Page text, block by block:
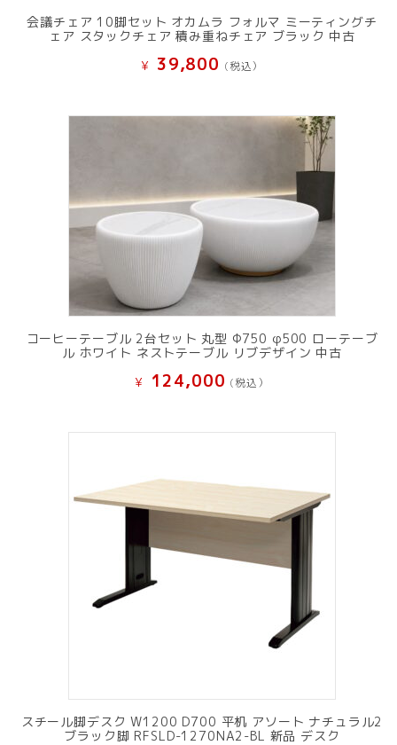
会議チェア 10脚セット オカムラ フォルマ ミーティングチ
ェア スタックチェア 積み重ねチェア ブラック 中古
¥ 39,800 (税込）
コーヒーテーブル 2台セット 丸型 Φ750 φ500 ローテーブ
ル ホワイト ネストテーブル リブデザイン 中古
¥ 124,000 (税込）
スチール脚デスク W1200 D700 平机 アソート ナチュラル2
ブラック脚 RFSLD-1270NA2-BL 新品 デスク